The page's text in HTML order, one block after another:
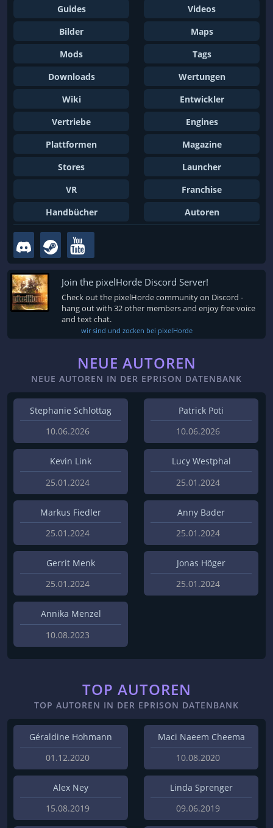
Guides
Videos
Bilder
Maps
Mods
Tags
Downloads
Wertungen
Wiki
Entwickler
Vertriebe
Engines
Plattformen
Magazine
Stores
Launcher
VR
Franchise
Handbücher
Autoren
Join the pixelHorde Discord Server!
Check out the pixelHorde community on Discord -
hang out with 32 other members and enjoy free voice
and text chat.
wir sind und zocken bei pixelHorde
NEUE AUTOREN
NEUE AUTOREN IN DER EPRISON DATENBANK
Stephanie Schlottag
10.06.2026
Patrick Poti
10.06.2026
Kevin Link
25.01.2024
Lucy Westphal
25.01.2024
Markus Fiedler
25.01.2024
Anny Bader
25.01.2024
Gerrit Menk
25.01.2024
Jonas Höger
25.01.2024
Annika Menzel
10.08.2023
TOP AUTOREN
TOP AUTOREN IN DER EPRISON DATENBANK
Géraldine Hohmann
01.12.2020
Maci Naeem Cheema
10.08.2020
Alex Ney
15.08.2019
Linda Sprenger
09.06.2019